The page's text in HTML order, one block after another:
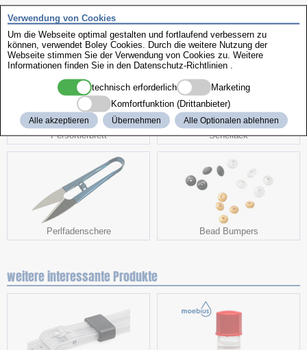
dazu passt
Persortierbrett Schellack
Perlfadenschere Bead Bumpers
weitere interessante Produkte
Verwendung von Cookies
Um die Webseite optimal gestalten und fortlaufend verbessern zu
können, verwendet Boley Cookies. Durch die weitere Nutzung der
Webseite stimmen Sie der Verwendung von Cookies zu. Weitere
Informationen finden Sie in den Datenschutz-Richtlinien
technisch erforderlich
Marketing
Komfortfunktion (Drittanbieter)
Alle akzeptieren Übernehmen Alle Optionalen ablehnen